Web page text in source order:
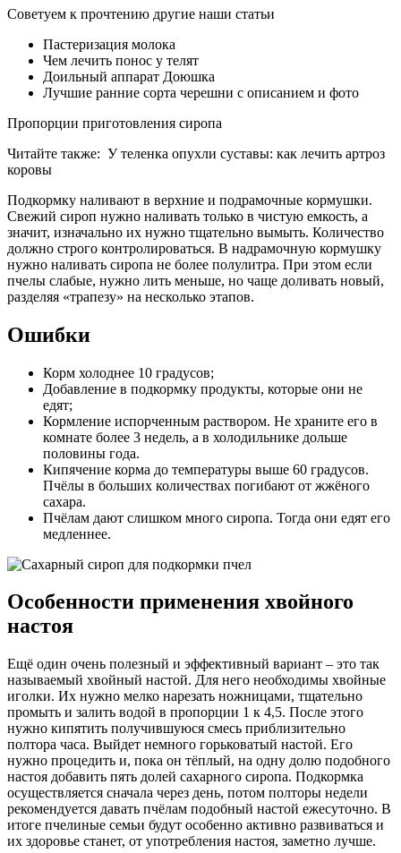
Советуем к прочтению другие наши статьи
Пастеризация молока
Чем лечить понос у телят
Доильный аппарат Доюшка
Лучшие ранние сорта черешни с описанием и фото
Пропорции приготовления сиропа
Читайте также: У теленка опухли суставы: как лечить артроз
коровы
Подкормку наливают в верхние и подрамочные кормушки.
Свежий сироп нужно наливать только в чистую емкость, а
значит, изначально их нужно тщательно вымыть. Количество
должно строго контролироваться. В надрамочную кормушку
нужно наливать сиропа не более полулитра. При этом если
пчелы слабые, нужно лить меньше, но чаще доливать новый,
разделяя «трапезу» на несколько этапов.
Ошибки
Корм холоднее 10 градусов;
Добавление в подкормку продукты, которые они не
едят;
Кормление испорченным раствором. Не храните его в
комнате более 3 недель, а в холодильнике дольше
половины года.
Кипячение корма до температуры выше 60 градусов.
Пчёлы в больших количествах погибают от жжёного
сахара.
Пчёлам дают слишком много сиропа. Тогда они едят его
медленнее.
Особенности применения хвойного
настоя
Ещё один очень полезный и эффективный вариант – это так
называемый хвойный настой. Для него необходимы хвойные
иголки. Их нужно мелко нарезать ножницами, тщательно
промыть и залить водой в пропорции 1 к 4,5. После этого
нужно кипятить получившуюся смесь приблизительно
полтора часа. Выйдет немного горьковатый настой. Его
нужно процедить и, пока он тёплый, на одну долю подобного
настоя добавить пять долей сахарного сиропа. Подкормка
осуществляется сначала через день, потом полторы недели
рекомендуется давать пчёлам подобный настой ежесуточно. В
итоге пчелиные семьи будут особенно активно развиваться и
их здоровье станет, от употребления настоя, заметно лучше.